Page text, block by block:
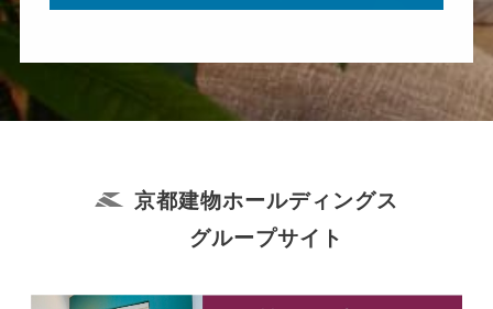
京都建物ホールディングス
グループサイト